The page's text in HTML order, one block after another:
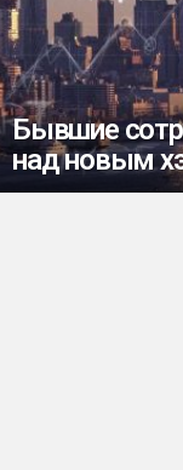
Бывшие
над новым